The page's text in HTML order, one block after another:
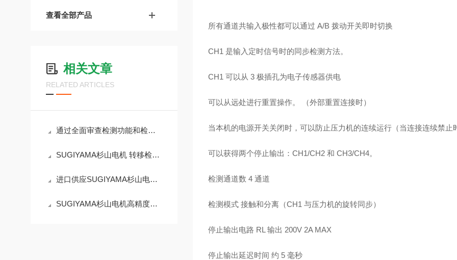
查看全部产品
相关文章
RELATED ARTICLES
通过全面审查检测功能和检测电路来完成的PS-662错误检测器
SUGIYAMA杉山电机 转移检测器PS-524
进口供应SUGIYAMA杉山电机PS-484高精度废品检测仪
SUGIYAMA杉山电机高精度废品检测仪PS-488
所有通道共输入极性都可以通过 A/B 拨动开关即时切换
CH1 是输入定时信号时的同步检测方法。
CH1 可以从 3 极插孔为电子传感器供电
可以从远处进行重置操作。 （外部重置连接时）
当本机的电源开关关闭时，可以防止压力机的连续运行（当连接连续禁止
可以获得两个停止输出：CH1/CH2 和 CH3/CH4。
检测通道数 4 通道
检测模式 接触和分离（CH1 与压力机的旋转同步）
停止输出电路 RL 输出 200V 2A MAX
停止输出延迟时间 约 5 毫秒